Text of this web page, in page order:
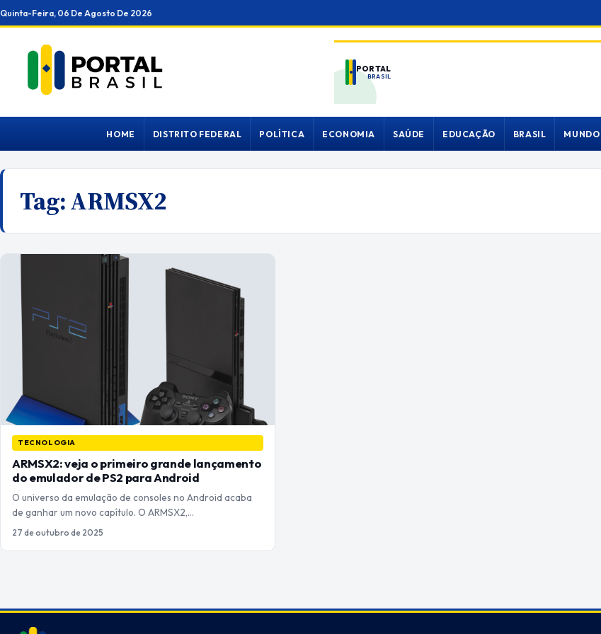
Ir
para
conteúdo
Quinta-Feira, 06 De Agosto De 2026
PORTAL
BRASIL
HOME DISTRITO FEDERAL POLÍTICA ECONOMIA SAÚDE EDUCAÇÃO BRASIL MUNDO
Tag:ARMSX2
TECNOLOGIA
ARMSX2: veja o primeiro grande lançamento
do emulador de PS2 para Android
O universo da emulação de consoles no Android acaba
de ganhar um novo capítulo. O ARMSX2,…
27 de outubro de 2025